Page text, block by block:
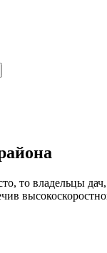
то владельцы